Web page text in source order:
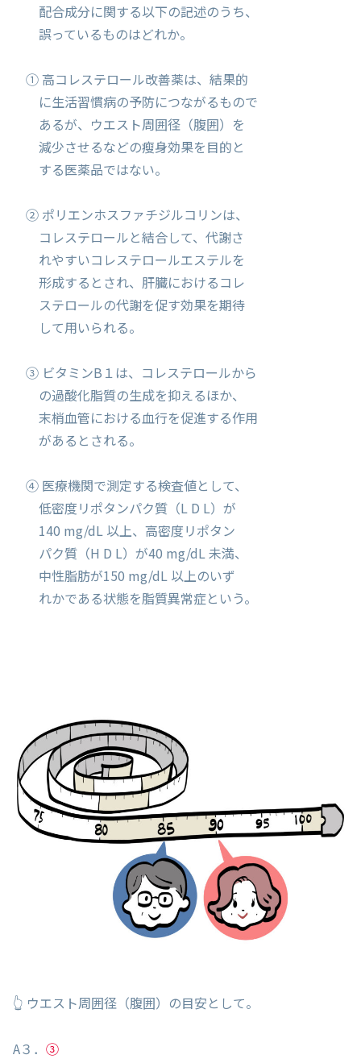
配合成分に関する以下の記述のうち、
誤っているものはどれか。
① 高コレステロール改善薬は、結果的
に生活習慣病の予防につながるもので
あるが、ウエスト周囲径（腹囲）を
減少させるなどの瘦身効果を目的と
する医薬品ではない。
② ポリエンホスファチジルコリンは、
コレステロールと結合して、代謝さ
れやすいコレステロールエステルを
形成するとされ、肝臓におけるコレ
ステロールの代謝を促す効果を期待
して用いられる。
③ ビタミンB１は、コレステロールから
の過酸化脂質の生成を抑えるほか、
末梢血管における血行を促進する作用
があるとされる。
④ 医療機関で測定する検査値として、
低密度リポタンパク質（L D L）が
140 mg/dL 以上、高密度リポタン
パク質（H D L）が40 mg/dL 未満、
中性脂肪が150 mg/dL 以上のいず
れかである状態を脂質異常症という。
👆 ウエスト周囲径（腹囲）の目安として。
A３． ③